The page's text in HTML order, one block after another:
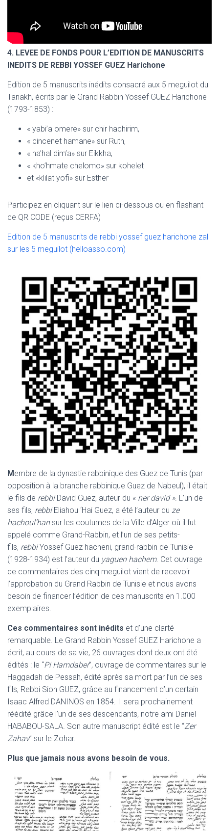
4. LEVEE DE FONDS POUR L’EDITION DE MANUSCRITS
INEDITS DE REBBI YOSSEF GUEZ Harichone
Edition de 5 manuscrits inédits consacré aux 5 meguilot du
Tanakh, écrits par le Grand Rabbin Yossef GUEZ Harichone
(1793-1853) :
« yabi’a omere» sur chir hachirim,
« cincenet hamane» sur Ruth,
« na’hal dim’a» sur Eikkha,
« kho’hmate chelomo» sur kohelet
et «klilat yofi» sur Esther
Participez en cliquant sur le lien ci-dessous ou en flashant
ce QR CODE (reçus CERFA)
Edition de 5 manuscrits de rebbi yossef guez harichone zal
sur les 5 meguilot (helloasso.com)
Membre de la dynastie rabbinique des Guez de Tunis (par
opposition à la branche rabbinique Guez de Nabeul), il était
le fils de rebbi David Guez, auteur du « ner david ». L’un de
ses fils, rebbiEliahou ‘Hai Guez, a été l’auteur du ze
hachoul’hansur les coutumes de la Ville d’Alger où il fut
appelé comme Grand-Rabbin, et l’un de ses petits-
fils, rebbiYossef Guez hacheni, grand-rabbin de Tunisie
(1928-1934) est l’auteur du yaguen hachem. Cet ouvrage
de commentaires des cinq meguilot vient de recevoir
l’approbation du Grand Rabbin de Tunisie et nous avons
besoin de financer l’édition de ces manuscrits en 1.000
exemplaires.
Ces commentaires sont inédits et d’une clarté
remarquable. Le Grand Rabbin Yossef GUEZ Harichone a
écrit, au cours de sa vie, 26 ouvrages dont deux ont été
édités : le “Pi Hamdaber”, ouvrage de commentaires sur le
Haggadah de Pessah, édité après sa mort par l’un de ses
fils, Rebbi Sion GUEZ, grâce au financement d’un certain
Isaac Alfred DANINOS en 1854. Il sera prochainement
réédité grâce l’un de ses descendants, notre ami Daniel
HABABOU-SALA. Son autre manuscript édité est le “Zer
Zahav” sur le Zohar.
Plus que jamais nous avons besoin de vous.